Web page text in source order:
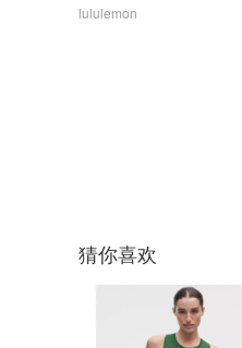
lululemon
猜你喜欢